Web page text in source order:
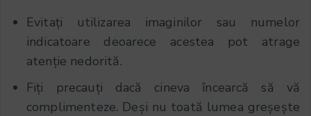
Evitați utilizarea imaginilor sau numelor
indicatoare deoarece acestea pot atrage
atenție nedorită.
Fiți precauți dacă cineva încearcă să vă
complimenteze. Deși nu toată lumea greșește